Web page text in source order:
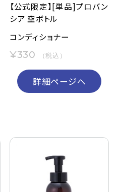
【公式限定】[単品]プロバン
シア 空ボトル
コンディショナー
¥330 （税込）
詳細ページへ